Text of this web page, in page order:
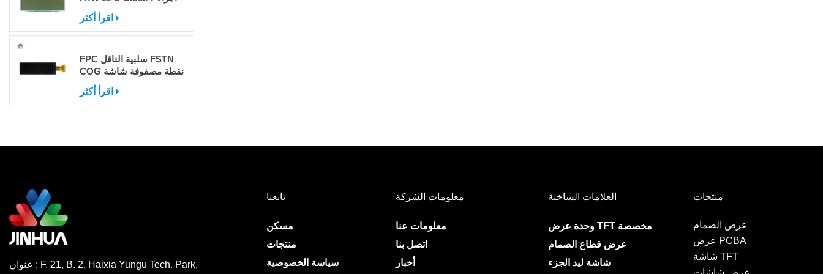
اقرأ أكثر
FPC سلبية الناقل FSTN
COG نقطة مصفوفة شاشة
اقرأ أكثر
عنوان : F. 21, B. 2, Haixia Yungu Tech. Park,
تابعنا
مسكن
منتجات
سياسة الخصوصية
معلومات الشركة
معلومات عنا
اتصل بنا
أخبار
العلامات الساخنة
وحدة عرض TFT مخصصة
عرض قطاع الصمام
شاشة ليد الجزء
منتجات
عرض الصمام
عرض PCBA
شاشة TFT